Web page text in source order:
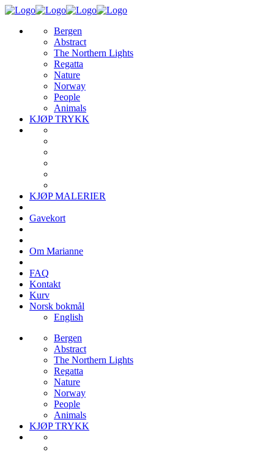
Bergen
Abstract
The Northern Lights
Regatta
Nature
Norway
People
Animals
KJØP TRYKK
KJØP MALERIER
Gavekort
Om Marianne
FAQ
Kontakt
Kurv
Norsk bokmål
English
Bergen
Abstract
The Northern Lights
Regatta
Nature
Norway
People
Animals
KJØP TRYKK